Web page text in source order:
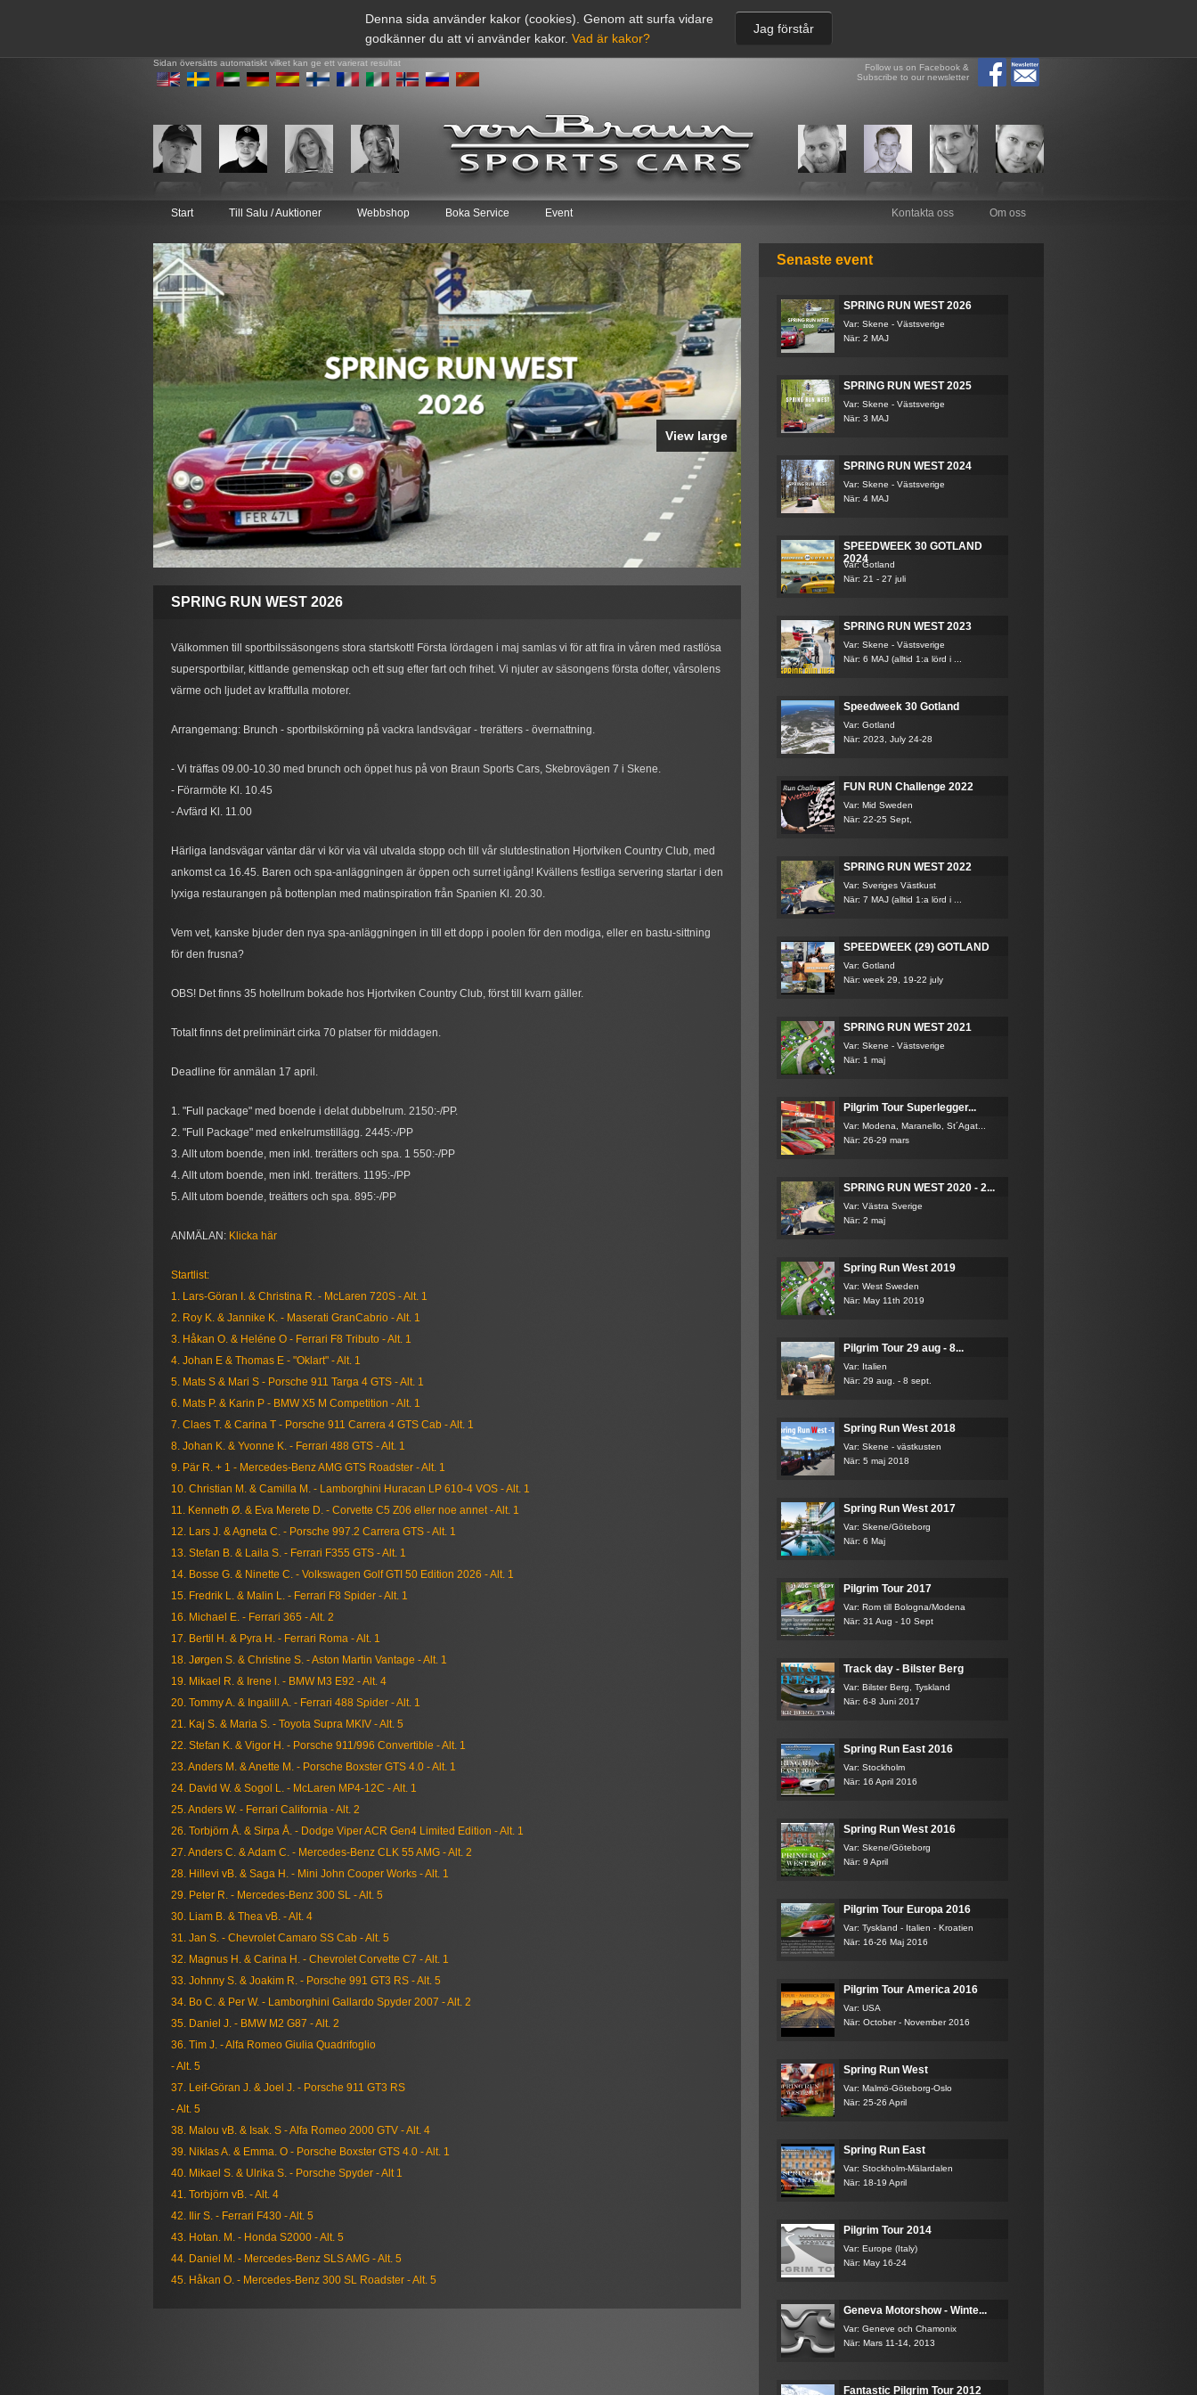
Denna sida använder kakor (cookies). Genom att surfa vidare
godkänner du att vi använder kakor. Vad är kakor?
Jag förstår
Sidan översätts automatiskt vilket kan ge ett varierat resultat
Follow us on Facebook &
Subscribe to our newsletter
Start Till Salu / Auktioner Webbshop Boka Service Event Kontakta oss Om oss
View large
SPRING RUN WEST 2026
Välkommen till sportbilssäsongens stora startskott! Första lördagen i maj samlas vi för att fira in våren med rastlösa
supersportbilar, kittlande gemenskap och ett sug efter fart och frihet. Vi njuter av säsongens första dofter, vårsolens
värme och ljudet av kraftfulla motorer.
Arrangemang: Brunch - sportbilskörning på vackra landsvägar - trerätters - övernattning.
- Vi träffas 09.00-10.30 med brunch och öppet hus på von Braun Sports Cars, Skebrovägen 7 i Skene.
- Förarmöte Kl. 10.45
- Avfärd Kl. 11.00
Härliga landsvägar väntar där vi kör via väl utvalda stopp och till vår slutdestination Hjortviken Country Club, med
ankomst ca 16.45. Baren och spa-anläggningen är öppen och surret igång! Kvällens festliga servering startar i den
lyxiga restaurangen på bottenplan med matinspiration från Spanien Kl. 20.30.
Vem vet, kanske bjuder den nya spa-anläggningen in till ett dopp i poolen för den modiga, eller en bastu-sittning
för den frusna?
OBS! Det finns 35 hotellrum bokade hos Hjortviken Country Club, först till kvarn gäller.
Totalt finns det preliminärt cirka 70 platser för middagen.
Deadline för anmälan 17 april.
1. "Full package" med boende i delat dubbelrum. 2150:-/PP.
2. "Full Package" med enkelrumstillägg. 2445:-/PP
3. Allt utom boende, men inkl. trerätters och spa. 1 550:-/PP
4. Allt utom boende, men inkl. trerätters. 1195:-/PP
5. Allt utom boende, treätters och spa. 895:-/PP
ANMÄLAN: Klicka här
Startlist:
1. Lars-Göran I. & Christina R. - McLaren 720S - Alt. 1
2. Roy K. & Jannike K. - Maserati GranCabrio - Alt. 1
3. Håkan O. & Heléne O - Ferrari F8 Tributo - Alt. 1
4. Johan E & Thomas E - "Oklart" - Alt. 1
5. Mats S & Mari S - Porsche 911 Targa 4 GTS - Alt. 1
6. Mats P. & Karin P - BMW X5 M Competition - Alt. 1
7. Claes T. & Carina T - Porsche 911 Carrera 4 GTS Cab - Alt. 1
8. Johan K. & Yvonne K. - Ferrari 488 GTS - Alt. 1
9. Pär R. + 1 - Mercedes-Benz AMG GTS Roadster - Alt. 1
10. Christian M. & Camilla M. - Lamborghini Huracan LP 610-4 VOS - Alt. 1
11. Kenneth Ø. & Eva Merete D. - Corvette C5 Z06 eller noe annet - Alt. 1
12. Lars J. & Agneta C. - Porsche 997.2 Carrera GTS - Alt. 1
13. Stefan B. & Laila S. - Ferrari F355 GTS - Alt. 1
14. Bosse G. & Ninette C. - Volkswagen Golf GTI 50 Edition 2026 - Alt. 1
15. Fredrik L. & Malin L. - Ferrari F8 Spider - Alt. 1
16. Michael E. - Ferrari 365 - Alt. 2
17. Bertil H. & Pyra H. - Ferrari Roma - Alt. 1
18. Jørgen S. & Christine S. - Aston Martin Vantage - Alt. 1
19. Mikael R. & Irene l. - BMW M3 E92 - Alt. 4
20. Tommy A. & Ingalill A. - Ferrari 488 Spider - Alt. 1
21. Kaj S. & Maria S. - Toyota Supra MKIV - Alt. 5
22. Stefan K. & Vigor H. - Porsche 911/996 Convertible - Alt. 1
23. Anders M. & Anette M. - Porsche Boxster GTS 4.0 - Alt. 1
24. David W. & Sogol L. - McLaren MP4-12C - Alt. 1
25. Anders W. - Ferrari California - Alt. 2
26. Torbjörn Å. & Sirpa Å. - Dodge Viper ACR Gen4 Limited Edition - Alt. 1
27. Anders C. & Adam C. - Mercedes-Benz CLK 55 AMG - Alt. 2
28. Hillevi vB. & Saga H. - Mini John Cooper Works - Alt. 1
29. Peter R. - Mercedes-Benz 300 SL - Alt. 5
30. Liam B. & Thea vB. - Alt. 4
31. Jan S. - Chevrolet Camaro SS Cab - Alt. 5
32. Magnus H. & Carina H. - Chevrolet Corvette C7 - Alt. 1
33. Johnny S. & Joakim R. - Porsche 991 GT3 RS - Alt. 5
34. Bo C. & Per W. - Lamborghini Gallardo Spyder 2007 - Alt. 2
35. Daniel J. - BMW M2 G87 - Alt. 2
36. Tim J. - Alfa Romeo Giulia Quadrifoglio
- Alt. 5
37. Leif-Göran J. & Joel J. - Porsche 911 GT3 RS
- Alt. 5
38. Malou vB. & Isak. S - Alfa Romeo 2000 GTV - Alt. 4
39. Niklas A. & Emma. O - Porsche Boxster GTS 4.0 - Alt. 1
40. Mikael S. & Ulrika S. - Porsche Spyder - Alt 1
41. Torbjörn vB. - Alt. 4
42. Ilir S. - Ferrari F430 - Alt. 5
43. Hotan. M. - Honda S2000 - Alt. 5
44. Daniel M. - Mercedes-Benz SLS AMG - Alt. 5
45. Håkan O. - Mercedes-Benz 300 SL Roadster - Alt. 5
Senaste event
SPRING RUN WEST 2026
Var: Skene - Västsverige
När: 2 MAJ
SPRING RUN WEST 2025
Var: Skene - Västsverige
När: 3 MAJ
SPRING RUN WEST 2024
Var: Skene - Västsverige
När: 4 MAJ
SPEEDWEEK 30 GOTLAND
2024
Var: Gotland
När: 21 - 27 juli
SPRING RUN WEST 2023
Var: Skene - Västsverige
När: 6 MAJ (alltid 1:a lörd i ...
Speedweek 30 Gotland
Var: Gotland
När: 2023, July 24-28
FUN RUN Challenge 2022
Var: Mid Sweden
När: 22-25 Sept,
SPRING RUN WEST 2022
Var: Sveriges Västkust
När: 7 MAJ (alltid 1:a lörd i ...
SPEEDWEEK (29) GOTLAND
Var: Gotland
När: week 29, 19-22 july
SPRING RUN WEST 2021
Var: Skene - Västsverige
När: 1 maj
Pilgrim Tour Superlegger...
Var: Modena, Maranello, St´Agat...
När: 26-29 mars
SPRING RUN WEST 2020 - 2...
Var: Västra Sverige
När: 2 maj
Spring Run West 2019
Var: West Sweden
När: May 11th 2019
Pilgrim Tour 29 aug - 8...
Var: Italien
När: 29 aug. - 8 sept.
Spring Run West 2018
Var: Skene - västkusten
När: 5 maj 2018
Spring Run West 2017
Var: Skene/Göteborg
När: 6 Maj
Pilgrim Tour 2017
Var: Rom till Bologna/Modena
När: 31 Aug - 10 Sept
Track day - Bilster Berg
Var: Bilster Berg, Tyskland
När: 6-8 Juni 2017
Spring Run East 2016
Var: Stockholm
När: 16 April 2016
Spring Run West 2016
Var: Skene/Göteborg
När: 9 April
Pilgrim Tour Europa 2016
Var: Tyskland - Italien - Kroatien
När: 16-26 Maj 2016
Pilgrim Tour America 2016
Var: USA
När: October - November 2016
Spring Run West
Var: Malmö-Göteborg-Oslo
När: 25-26 April
Spring Run East
Var: Stockholm-Mälardalen
När: 18-19 April
Pilgrim Tour 2014
Var: Europe (Italy)
När: May 16-24
Geneva Motorshow - Winte...
Var: Geneve och Chamonix
När: Mars 11-14, 2013
Fantastic Pilgrim Tour 2012